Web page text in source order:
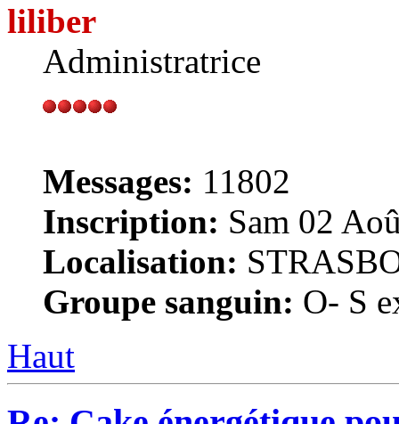
liliber
Administratrice
Messages: 11802
Inscription: Sam 02
Localisation:
Groupe sanguin: O- S
Haut